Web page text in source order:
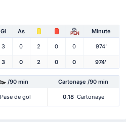
Gl As PEN Minute
3 0 2 0 0 974'
3 0 2 0 0 974'
/90 min Cartonașe /90 min
Pase de gol 0.18 Cartonașe